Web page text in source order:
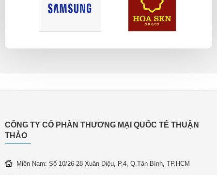
CÔNG TY CỔ PHẦN THƯƠNG MẠI QUỐC TẾ THUẬN
THẢO
Miền Nam: Số 10/26-28 Xuân Diệu, P.4, Q.Tân Bình, TP.HCM